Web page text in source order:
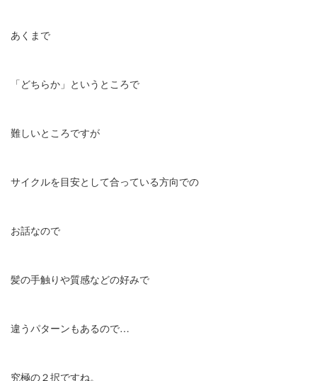
あくまで
「どちらか」というところで
難しいところですが
サイクルを目安として合っている方向での
お話なので
髪の手触りや質感などの好みで
違うパターンもあるので…
究極の２択ですね。